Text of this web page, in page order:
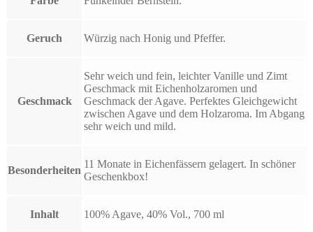
Geruch Würzig nach Honig und Pfeffer.
Geschmack
Sehr weich und fein, leichter Vanille und Zimt
Geschmack mit Eichenholzaromen und
Geschmack der Agave. Perfektes Gleichgewicht
zwischen Agave und dem Holzaroma. Im Abgang
sehr weich und mild.
Besonderheiten
11 Monate in Eichenfässern gelagert. In schöner
Geschenkbox!
Inhalt 100% Agave, 40% Vol., 700 ml